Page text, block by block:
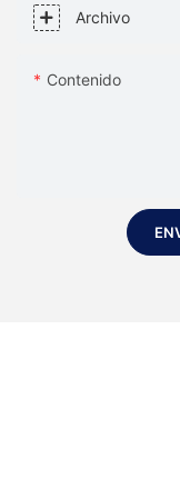
Archivo
Contenido